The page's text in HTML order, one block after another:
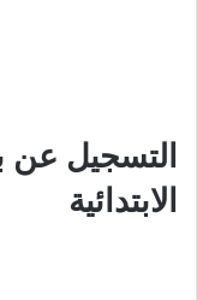
التسجيل عن
الابتدائية